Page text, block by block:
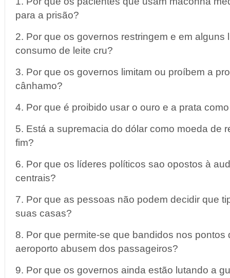
para a prisão?
2. Por que os governos restringem e em alguns
consumo de leite cru?
3. Por que os governos limitam ou proíbem a
cânhamo?
4. Por que é proibido usar o ouro e a prata
5. Está a supremacia do dólar como moeda de
fim?
6. Por que os líderes políticos sao opostos à
centrais?
7. Por que as pessoas não podem decidir que
suas casas?
8. Por que permite-se que bandidos nos pontos
aeroporto abusem dos passageiros?
9. Por que os governos ainda estão lutando a